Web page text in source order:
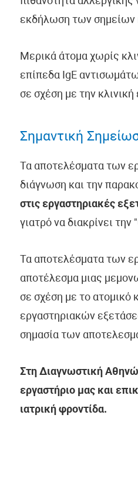
εκδήλωση των σημείων
Μερικά άτομα χωρίς
επίπεδα IgE
σε σχέση με την
Σημαντική
Τα αποτελέσματα των
διάγνωση και την
στις εργαστηριακές
γιατρό να διακρίνει
Τα αποτελέσματα των
αποτέλεσμα μιας
σε σχέση με το ατομικό
εργαστηριακών
σημασία των
Στη Διαγνωστική
εργαστήριο μας και
ιατρική φροντίδα.